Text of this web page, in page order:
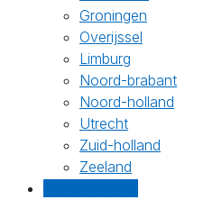
Groningen
Overijssel
Limburg
Noord-brabant
Noord-holland
Utrecht
Zuid-holland
Zeeland